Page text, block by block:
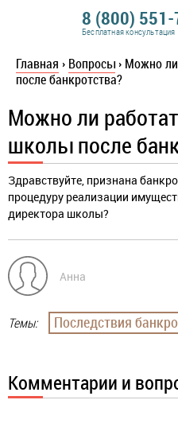
8 (800)
Бесплатная консультация
Главная › Вопросы › Можно
после банкротства?
Можно ли
школы после
Здравствуйте, признана
процедуру реализации
директора школы?
Анна
Темы: Последствия
Комментарии и